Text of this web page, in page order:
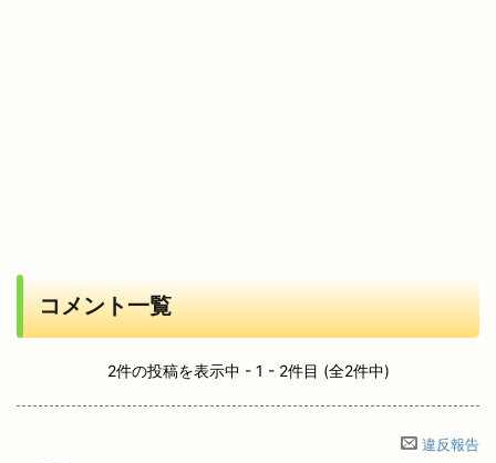
コメント一覧
2件の投稿を表示中 - 1 - 2件目 (全2件中)
違反報告